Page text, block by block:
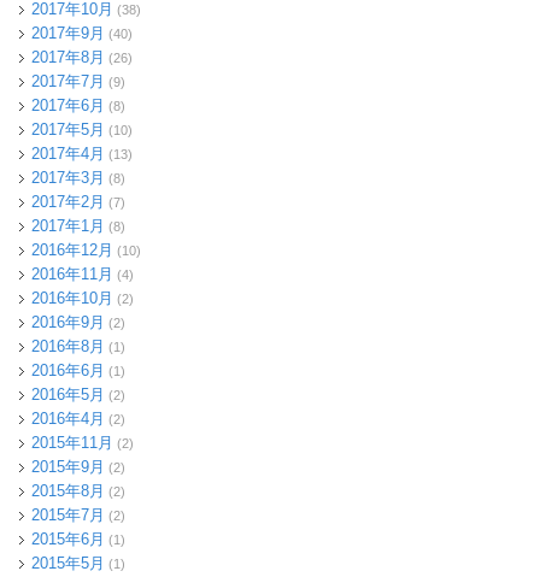
2017年10月 (38)
2017年9月 (40)
2017年8月 (26)
2017年7月 (9)
2017年6月 (8)
2017年5月 (10)
2017年4月 (13)
2017年3月 (8)
2017年2月 (7)
2017年1月 (8)
2016年12月 (10)
2016年11月 (4)
2016年10月 (2)
2016年9月 (2)
2016年8月 (1)
2016年6月 (1)
2016年5月 (2)
2016年4月 (2)
2015年11月 (2)
2015年9月 (2)
2015年8月 (2)
2015年7月 (2)
2015年6月 (1)
2015年5月 (1)